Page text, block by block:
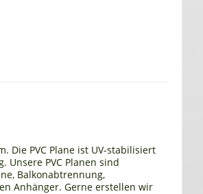
Die PVC Plane ist UV-stabilisiert
PVC Planen sind
Balkonabtrennung,
Anhänger. Gerne erstellen wir